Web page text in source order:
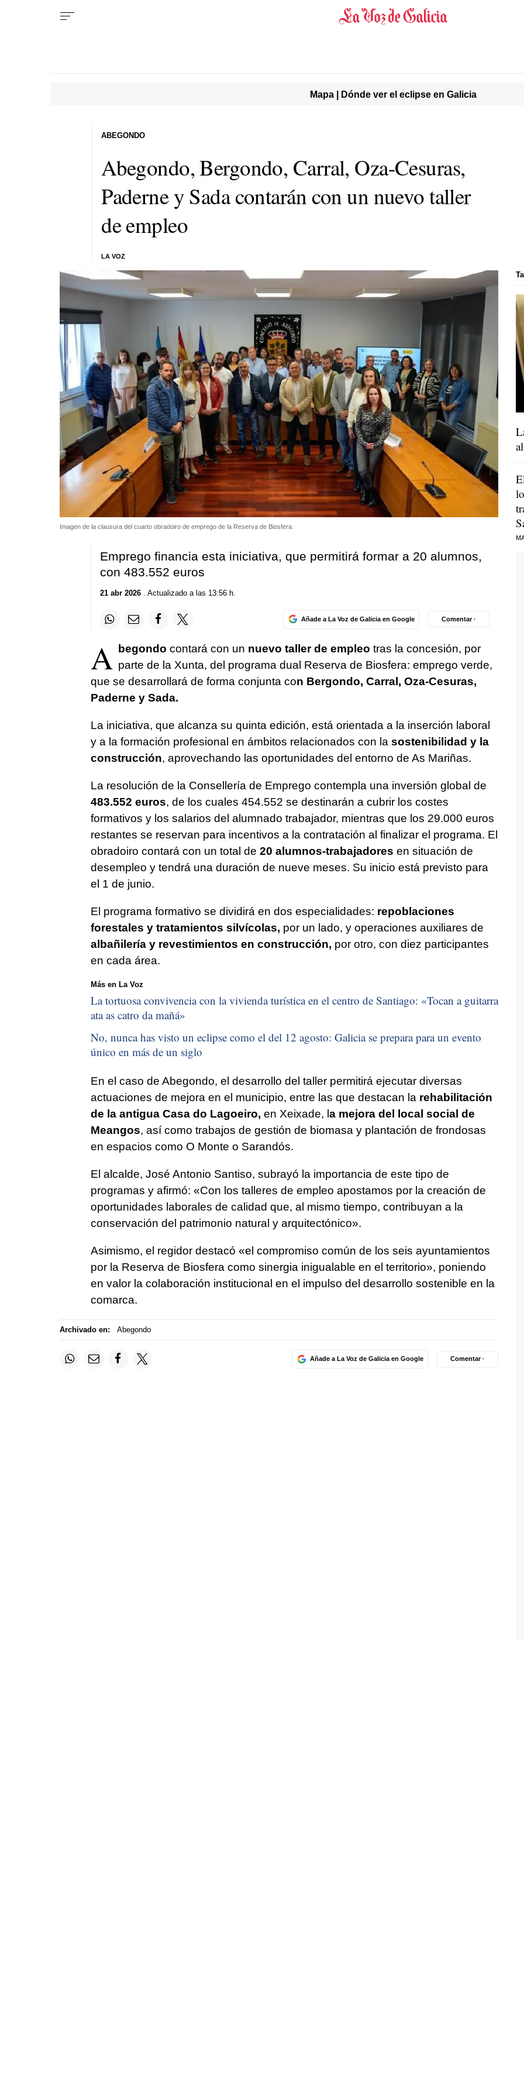
Mapa | Dónde ver el eclipse en Galicia
Abegondo, Bergondo, Carral, Oza-Cesuras,
Paderne y Sada contarán con un nuevo taller
de empleo
LA VOZ
ABEGONDO
Imagen de la clausura del cuarto obradoiro de emprego de la Reserva de Biosfera.
Emprego financia esta iniciativa, que permitirá formar a 20 alumnos,
con 483.552 euros
21 abr 2026. Actualizado a las 13:56 h.
Añade a La Voz de Galicia en Google Comentar ·
A begondo contará con un nuevo taller de empleo tras la concesión, por
parte de la Xunta, del programa dual Reserva de Biosfera: emprego verde,
que se desarrollará de forma conjunta con Bergondo, Carral, Oza-Cesuras,
Paderne y Sada.
La iniciativa, que alcanza su quinta edición, está orientada a la inserción laboral
y a la formación profesional en ámbitos relacionados con la sostenibilidad y la
construcción, aprovechando las oportunidades del entorno de As Mariñas.
La resolución de la Consellería de Emprego contempla una inversión global de
483.552 euros, de los cuales 454.552 se destinarán a cubrir los costes
formativos y los salarios del alumnado trabajador, mientras que los 29.000 euros
restantes se reservan para incentivos a la contratación al finalizar el programa. El
obradoiro contará con un total de 20 alumnos-trabajadores en situación de
desempleo y tendrá una duración de nueve meses. Su inicio está previsto para
el 1 de junio.
El programa formativo se dividirá en dos especialidades: repoblaciones
forestales y tratamientos silvícolas, por un lado, y operaciones auxiliares de
albañilería y revestimientos en construcción, por otro, con diez participantes
en cada área.
Más en La Voz
La tortuosa convivencia con la vivienda turística en el centro de Santiago: «Tocan a guitarra
ata as catro da mañá»
No, nunca has visto un eclipse como el del 12 agosto: Galicia se prepara para un evento
único en más de un siglo
En el caso de Abegondo, el desarrollo del taller permitirá ejecutar diversas
actuaciones de mejora en el municipio, entre las que destacan la rehabilitación
de la antigua Casa do Lagoeiro, en Xeixade, la mejora del local social de
Meangos, así como trabajos de gestión de biomasa y plantación de frondosas
en espacios como O Monte o Sarandós.
El alcalde, José Antonio Santiso, subrayó la importancia de este tipo de
programas y afirmó: «Con los talleres de empleo apostamos por la creación de
oportunidades laborales de calidad que, al mismo tiempo, contribuyan a la
conservación del patrimonio natural y arquitectónico».
Asimismo, el regidor destacó «el compromiso común de los seis ayuntamientos
por la Reserva de Biosfera como sinergia inigualable en el territorio», poniendo
en valor la colaboración institucional en el impulso del desarrollo sostenible en la
comarca.
Archivado en: Abegondo
Añade a La Voz de Galicia en Google Comentar ·